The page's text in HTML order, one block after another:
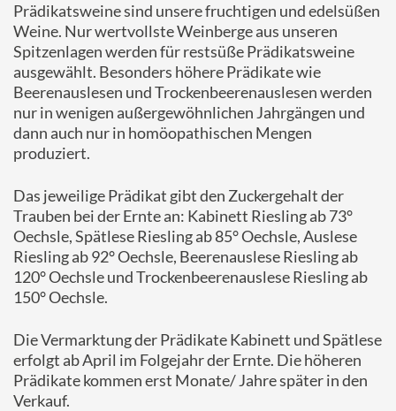
Prädikatsweine sind unsere fruchtigen und edelsüßen
Weine. Nur wertvollste Weinberge aus unseren
Spitzenlagen werden für restsüße Prädikatsweine
ausgewählt. Besonders höhere Prädikate wie
Beerenauslesen und Trockenbeerenauslesen werden
nur in wenigen außergewöhnlichen Jahrgängen und
dann auch nur in homöopathischen Mengen
produziert.
Das jeweilige Prädikat gibt den Zuckergehalt der
Trauben bei der Ernte an: Kabinett Riesling ab 73°
Oechsle, Spätlese Riesling ab 85° Oechsle, Auslese
Riesling ab 92° Oechsle, Beerenauslese Riesling ab
120° Oechsle und Trockenbeerenauslese Riesling ab
150° Oechsle.
Die Vermarktung der Prädikate Kabinett und Spätlese
erfolgt ab April im Folgejahr der Ernte. Die höheren
Prädikate kommen erst Monate/ Jahre später in den
Verkauf.